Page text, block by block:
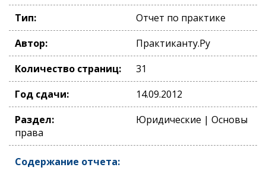
Тип:
Отчет по практике
Автор:
Практиканту.Ру
Количество страниц:
31
Год сдачи:
14.09.2012
Раздел:
Юридические | Основы
права
Содержание отчета: